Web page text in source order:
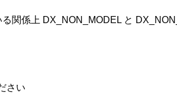
関係上 DX_NON_MODEL と
さい